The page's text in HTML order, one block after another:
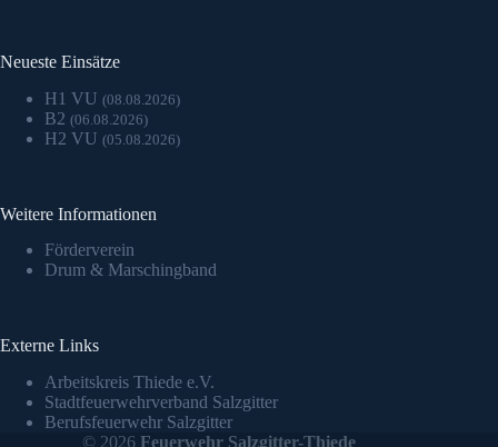
Neueste Einsätze
H1 VU (08.08.2026)
B2 (06.08.2026)
H2 VU (05.08.2026)
Weitere Informationen
Förderverein
Drum & Marschingband
Externe Links
Arbeitskreis Thiede e.V.
Stadtfeuerwehrverband Salzgitter
Berufsfeuerwehr Salzgitter
© 2026Feuerwehr Salzgitter-Thiede